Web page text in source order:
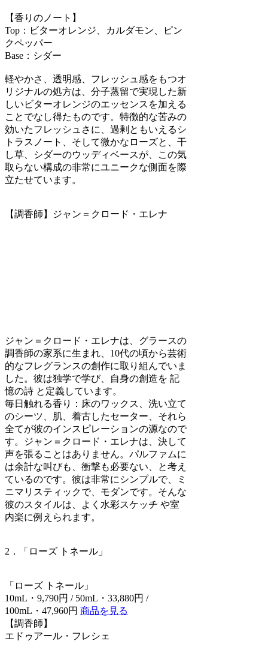
【香りのノート】
Top：ビターオレンジ、カルダモン、ピン
クペッパー
Base：シダー
軽やかさ、透明感、フレッシュ感をもつオ
リジナルの処方は、分子蒸留で実現した新
しいビターオレンジのエッセンスを加える
ことでなし得たものです。特徴的な苦みの
効いたフレッシュさに、過剰ともいえるシ
トラスノート、そして微かなローズと、干
し草、シダーのウッディベースが、この気
取らない構成の非常にユニークな側面を際
立たせています。
【調香師】ジャン＝クロード・エレナ
ジャン＝クロード・エレナは、グラースの
調香師の家系に生まれ、10代の頃から芸術
的なフレグランスの創作に取り組んでいま
した。彼は独学で学び、自身の創造を 記
憶の詩 と定義しています。
毎日触れる香り：床のワックス、洗い立て
のシーツ、肌、着古したセーター、それら
全てが彼のインスピレーションの源なので
す。ジャン＝クロード・エレナは、決して
声を張ることはありません。パルファムに
は余計な叫びも、衝撃も必要ない、と考え
ているのです。彼は非常にシンプルで、ミ
ニマリスティックで、モダンです。そんな
彼のスタイルは、よく水彩スケッチ や室
内楽に例えられます。
2．「ローズ トネール」
「ローズ トネール」
10mL・ 9,790円 / 50mL・33,880円 /
100mL・47,960円 商品を見る
【調香師】
エドゥアール・フレシェ